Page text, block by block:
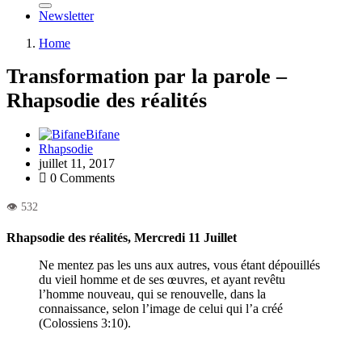
Newsletter
Home
Transformation par la parole –
Rhapsodie des réalités
Bifane
Rhapsodie
juillet 11, 2017
0 Comments
Rhapsodie des réalités, Mercredi 11 Juillet
Ne mentez pas les uns aux autres, vous étant dépouillés
du vieil homme et de ses œuvres, et ayant revêtu
l’homme nouveau, qui se renouvelle, dans la
connaissance, selon l’image de celui qui l’a créé
(Colossiens 3:10).